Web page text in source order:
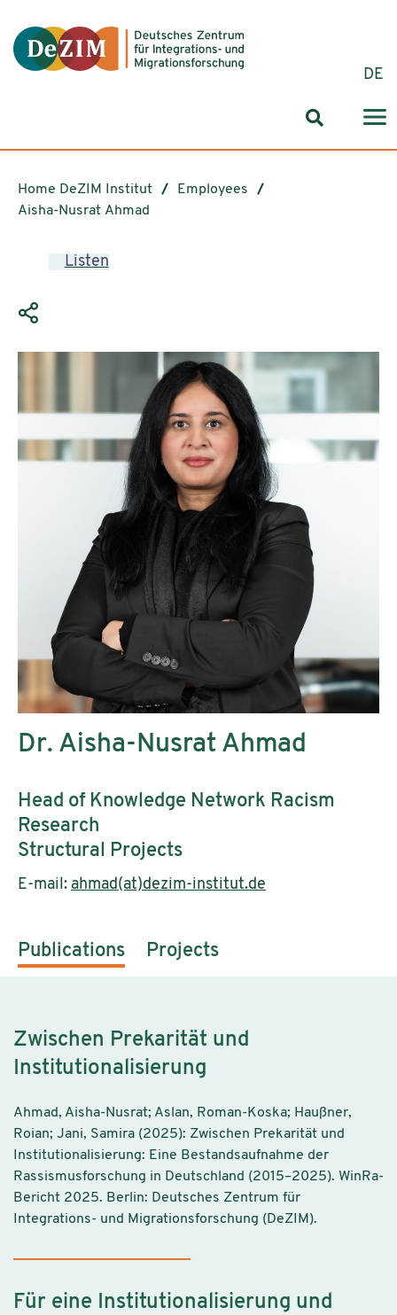
DE
Search
Home DeZIM Institut
Employees
Aisha-Nusrat Ahmad
Listen
Dr. Aisha-Nusrat Ahmad
Head of Knowledge Network Racism
Research
Structural Projects
E-mail: ahmad(at)dezim-institut.de
Publications Projects
Zwischen Prekarität und
Institutionalisierung
Ahmad, Aisha-Nusrat; Aslan, Roman-Koska; Haußner,
Roian; Jani, Samira (2025): Zwischen Prekarität und
Institutionalisierung: Eine Bestandsaufnahme der
Rassismusforschung in Deutschland (2015–2025). WinRa-
Bericht 2025. Berlin: Deutsches Zentrum für
Integrations- und Migrationsforschung (DeZIM).
Für eine Institutionalisierung und